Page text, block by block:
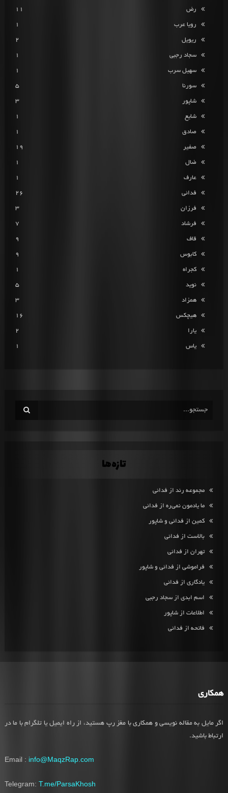
رض 11
رویا عرب 1
ریویل 2
سجاد رجبی 1
سهیل سرب 1
سورنا 5
شاپور 3
شایع 1
صادق 1
صفیر 19
ضال 1
عارف 1
فدائی 26
فرزان 3
فرشاد 7
قاف 9
کابوس 9
کجراه 1
نوید 5
همزاد 3
هیچکس 16
یارا 2
یاس 1
تازه‌ها
مجموعه رند از فدائی
ما یادمون نمی‌ره از فدائی
کمین از فدائی و شاپور
بالاست از فدائی
تهران از فدائی
فراموشی از فدائی و شاپور
یادگاری از فدائی
اسم ابدی از سجاد رجبی
اطلاعات از شاپور
فاتحه از فدائی
همکاری
اگر مایل به مقاله نویسی و همکاری با مغز رپ هستید، از راه ایمیل یا تلگرام با ما در
ارتباط باشید.
Email : info@MaqzRap.com
Telegram: T.me/ParsaKhosh